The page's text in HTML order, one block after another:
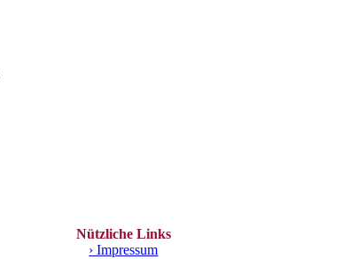
Nützliche Links
› Impressum